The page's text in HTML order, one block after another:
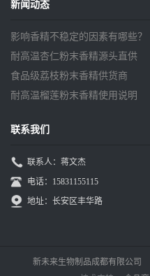
新闻动态
影响香精不稳定的因素有哪些？
耐高温杏仁粉末香精源头直供
食品级荔枝粉末香精供货商
耐高温榴莲粉末香精使用说明
联系我们
联系人：蒋文杰
电话：15831155115
地址：长安区丰华路
新未来生物制品成都有限公司